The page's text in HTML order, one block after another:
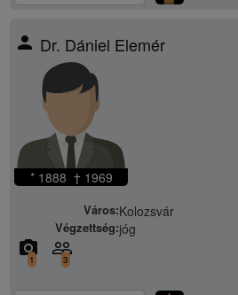
person Dr. Dániel Elemér
* 1888 † 1969
Város:Kolozsvár
Végzettség:jóg
camera_alt
1
people_outline
3